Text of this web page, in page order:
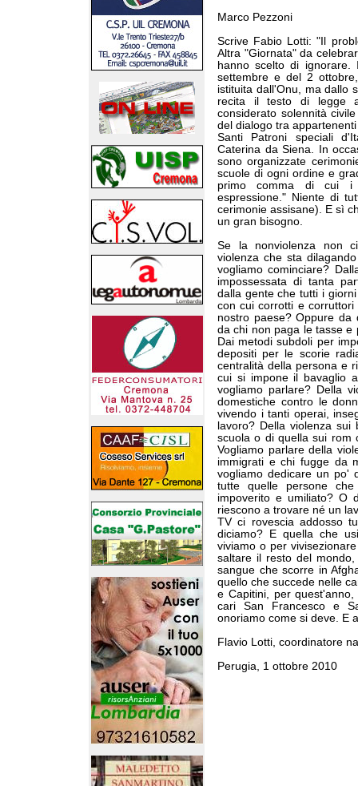
Marco Pezzoni
Scrive Fabio Lotti: "Il
Altra "Giornata" da
hanno scelto di
settembre e del 2
istituita dall'Onu, ma dallo
recita il testo di legge
considerato solennità
del dialogo tra
Santi Patroni speciali
Caterina da Siena. In
sono organizzate
scuole di ogni ordine e
primo comma di cui i
espressione." Niente di
cerimonie assisane). E sì
un gran bisogno.
Se la nonviolenza non
violenza che sta
vogliamo cominciare?
impossessata di tanta
dalla gente che tutti i
con cui corrotti e
nostro paese? Oppure
da chi non paga le tasse e
Dai metodi subdoli per
depositi per le scorie
centralità della persona e
cui si impone il bavaglio
vogliamo parlare? Della
domestiche contro le
vivendo i tanti operai,
lavoro? Della violenza
scuola o di quella sui rom
Vogliamo parlare della
immigrati e chi fugge da
vogliamo dedicare un po'
tutte quelle persone
impoverito e umiliato? O
riescono a trovare né un
TV ci rovescia addosso
diciamo? E quella che
viviamo o per
saltare il resto del
sangue che scorre in
quello che succede nelle
e Capitini, per
cari San Francesco e
onoriamo come si deve. E
Flavio Lotti, coordinatore
Perugia, 1 ottobre 2010